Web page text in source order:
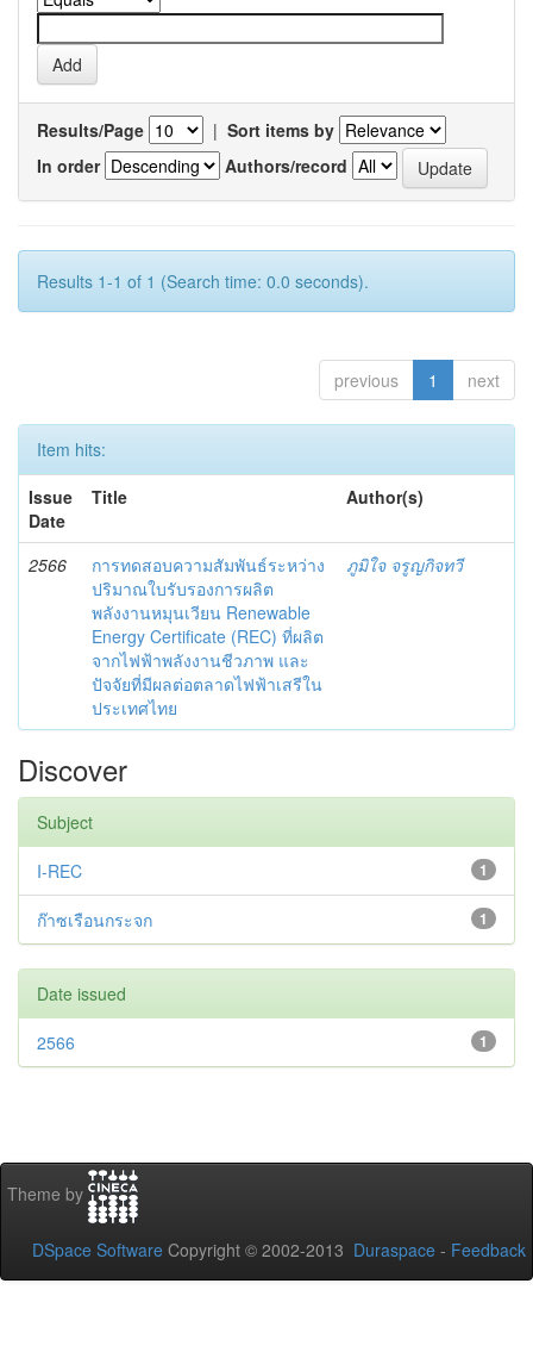
Results/Page | Sort items by
In order
Authors/record
Results 1-1 of 1 (Search time: 0.0 seconds).
previous 1 next
Item hits:
Issue
Date
Title Author(s)
2566
การทดสอบความสัมพันธ์ระหว่าง
ปริมาณใบรับรองการผลิต
พลังงานหมุนเวียน Renewable
Energy Certificate (REC) ที่ผลิต
จากไฟฟ้าพลังงานชีวภาพ และ
ปัจจัยที่มีผลต่อตลาดไฟฟ้าเสรีใน
ประเทศไทย
ภูมิใจ จรูญกิจทวี
Discover
Subject
1
I-REC
1
ก๊าซเรือนกระจก
Date issued
1
2566
Theme by
DSpace Software Copyright © 2002-2013 Duraspace - Feedback